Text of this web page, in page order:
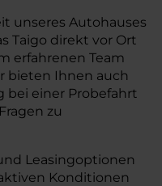
unseres Autohauses
Taigo direkt vor Ort
erfahrenen Team
bieten Ihnen auch
bei einer Probefahrt
zu
Leasingoptionen
Konditionen